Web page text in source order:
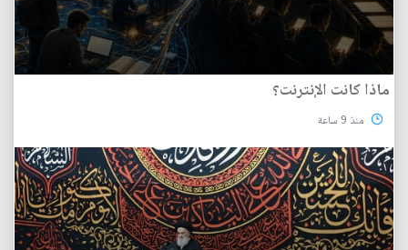
ماذا كانت الإنترنت؟
منذ 9 ساعة